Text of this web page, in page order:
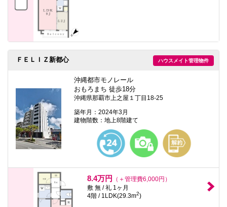
ハウスメイト管理物件
ＦＥＬＩＺ新都心
沖縄都市モノレール
おもろまち 徒歩18分
沖縄県那覇市上之屋１丁目18-25
築年月：2024年3月
建物階数：地上8階建て
8.4万円
（＋管理費6,000円）
敷 無 / 礼 1ヶ月
4階 / 1LDK(29.3m2)